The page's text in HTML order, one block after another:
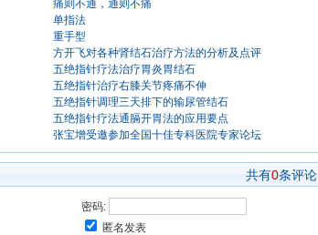
痛则不通，通则不痛
单指法
重手型
方开飞对各种肾结石治疗方法的分析及点评
五绝指针疗法治疗胃炎胃结石
五绝指针治疗右膝关节疼痛不伸
五绝指针调理三天排下的输尿管结石
五绝指针疗法通膈开胃法的应用要点
张宝增受邀参加全国十佳专科医院专家论坛
共有0条评论
密码:
匿名发表